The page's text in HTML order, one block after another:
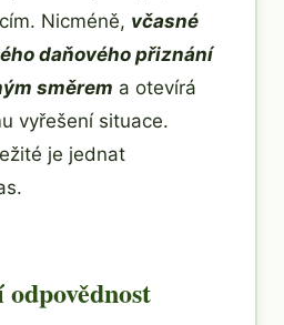
Nicméně, včasné
daňového přiznání
směrem a otevírá
vyřešení situace.
je jednat